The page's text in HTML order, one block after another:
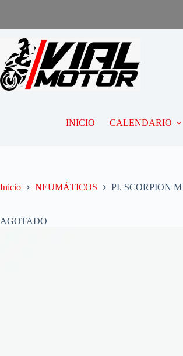
INICIO CALENDARIO
Inicio NEUMÁTICOS PI. SCORPION
AGOTADO